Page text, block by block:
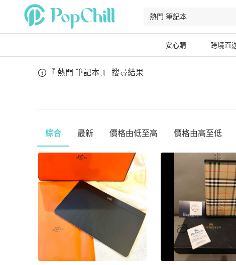
安心購 跨境直
『 熱門 筆記本 』 搜尋結果
綜合 最新 價格由低至高 價格由高至低